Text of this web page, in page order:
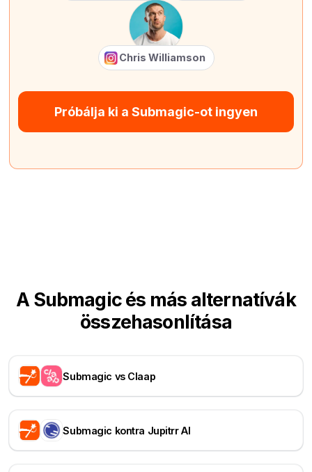
Chris Williamson
Próbálja ki a Submagic-ot ingyen
A Submagic és más alternatívák
összehasonlítása
Submagic vs Claap
Submagic kontra Jupitrr AI